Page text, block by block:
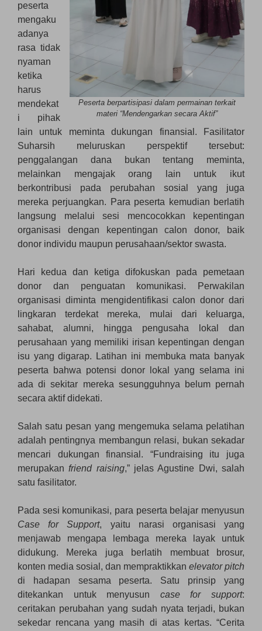
Peserta berpartisipasi dalam permainan terkait
materi “Mendengarkan secara Aktif”
peserta
mengaku
adanya
rasa tidak
nyaman
ketika
harus
mendekat
i pihak
lain untuk meminta dukungan finansial. Fasilitator
Suharsih meluruskan perspektif tersebut:
penggalangan dana bukan tentang meminta,
melainkan mengajak orang lain untuk ikut
berkontribusi pada perubahan sosial yang juga
mereka perjuangkan. Para peserta kemudian berlatih
langsung melalui sesi mencocokkan kepentingan
organisasi dengan kepentingan calon donor, baik
donor individu maupun perusahaan/sektor swasta.
Hari kedua dan ketiga difokuskan pada pemetaan
donor dan penguatan komunikasi. Perwakilan
organisasi diminta mengidentifikasi calon donor dari
lingkaran terdekat mereka, mulai dari keluarga,
sahabat, alumni, hingga pengusaha lokal dan
perusahaan yang memiliki irisan kepentingan dengan
isu yang digarap. Latihan ini membuka mata banyak
peserta bahwa potensi donor lokal yang selama ini
ada di sekitar mereka sesungguhnya belum pernah
secara aktif didekati.
Salah satu pesan yang mengemuka selama pelatihan
adalah pentingnya membangun relasi, bukan sekadar
mencari dukungan finansial. “Fundraising itu juga
merupakanfriend raising,” jelas Agustine Dwi, salah
satu fasilitator.
Pada sesi komunikasi, para peserta belajar menyusun
Case for Support, yaitu narasi organisasi yang
menjawab mengapa lembaga mereka layak untuk
didukung. Mereka juga berlatih membuat brosur,
konten media sosial, dan mempraktikkan elevator pitch
di hadapan sesama peserta. Satu prinsip yang
ditekankan untuk menyusun case for support:
ceritakan perubahan yang sudah nyata terjadi, bukan
sekedar rencana yang masih di atas kertas. “Cerita